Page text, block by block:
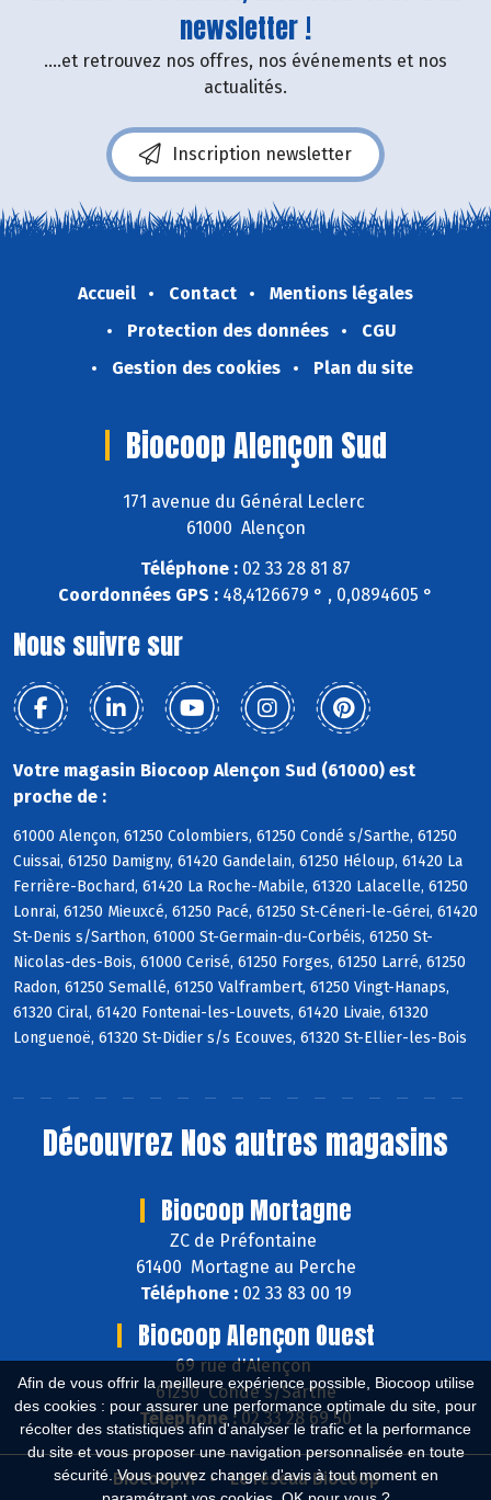
Afin de vous offrir la meilleure expérience possible, Biocoop utilise
des cookies : pour assurer une performance optimale du site, pour
récolter des statistiques afin d'analyser le trafic et la performance
du site et vous proposer une navigation personnalisée en toute
sécurité. Vous pouvez changer d'avis à tout moment en
newsletter !
....et retrouvez nos offres, nos événements et nos
actualités.
Inscription newsletter
Accueil Contact
Mentions légales
Protection des données
CGU
Gestion des cookies
Plan du site
Biocoop Alençon Sud
171 avenue du Général Leclerc
61000 Alençon
Téléphone : 02 33 28 81 87
Coordonnées GPS : 48,4126679 ° , 0,0894605 °
Nous suivre sur
Votre magasin Biocoop Alençon Sud (61000) est
proche de :
61000 Alençon, 61250 Colombiers, 61250 Condé s/Sarthe, 61250
Cuissai, 61250 Damigny, 61420 Gandelain, 61250 Héloup, 61420 La
Ferrière-Bochard, 61420 La Roche-Mabile, 61320 Lalacelle, 61250
Lonrai, 61250 Mieuxcé, 61250 Pacé, 61250 St-Céneri-le-Gérei, 61420
St-Denis s/Sarthon, 61000 St-Germain-du-Corbéis, 61250 St-
Nicolas-des-Bois, 61000 Cerisé, 61250 Forges, 61250 Larré, 61250
Radon, 61250 Semallé, 61250 Valframbert, 61250 Vingt-Hanaps,
61320 Ciral, 61420 Fontenai-les-Louvets, 61420 Livaie, 61320
Longuenoë, 61320 St-Didier s/s Ecouves, 61320 St-Ellier-les-Bois
Découvrez Nos autres magasins
Biocoop Mortagne
ZC de Préfontaine
61400 Mortagne au Perche
Téléphone :02 33 83 00 19
Biocoop Alençon Ouest
69 rue d'Alençon
61250 Condé s/Sarthe
Téléphone : 02 33 28 69 50
Biocoop.fr Le réseau Biocoop